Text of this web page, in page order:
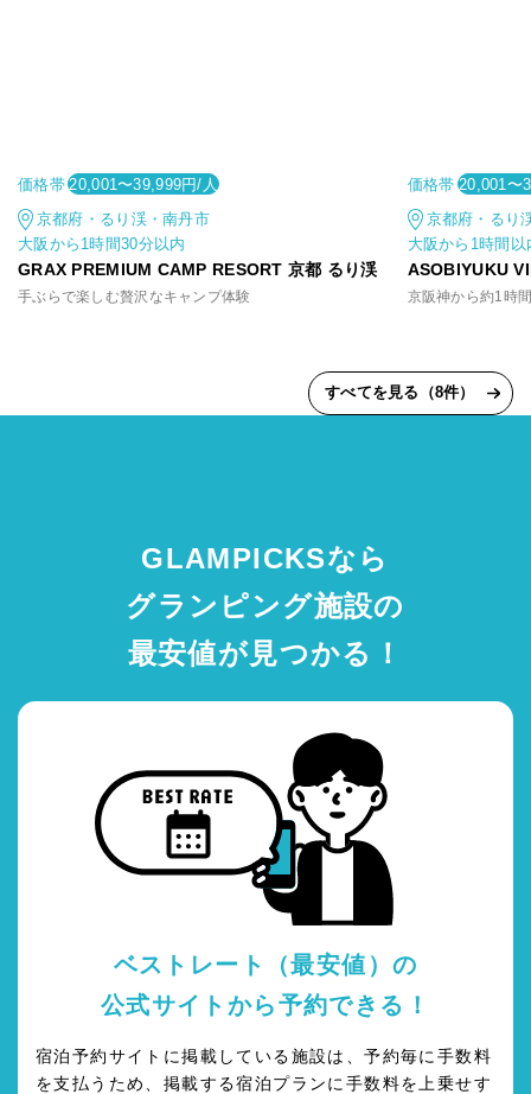
価格帯 20,001〜39,999円/人
京都府・るり渓・南丹市
大阪から1時間30分以内
GRAX PREMIUM CAMP RESORT 京都 るり渓
手ぶらで楽しむ贅沢なキャンプ体験
価格帯 20,001〜
京都府・るり
大阪から1時間以
ASOBIYUKU
すべてを見る（8件）
GLAMPICKSなら
グランピング施設の
最安値が見つかる！
ベストレート（最安値）の
公式サイトから予約できる！
宿泊予約サイトに掲載している施設は、予約毎に手数料
を支払うため、掲載する宿泊プランに手数料を上乗せす